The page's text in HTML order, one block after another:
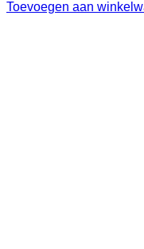
Toevoegen aan